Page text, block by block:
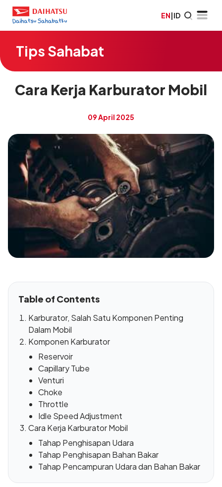
EN|ID
Tips Sahabat
Cara Kerja Karburator Mobil
09 April 2025
Table of Contents
Karburator, Salah Satu Komponen Penting
Dalam Mobil
Komponen Karburator
Reservoir
Capillary Tube
Venturi
Choke
Throttle
Idle Speed Adjustment
Cara Kerja Karburator Mobil
Tahap Penghisapan Udara
Tahap Penghisapan Bahan Bakar
Tahap Pencampuran Udara dan Bahan Bakar